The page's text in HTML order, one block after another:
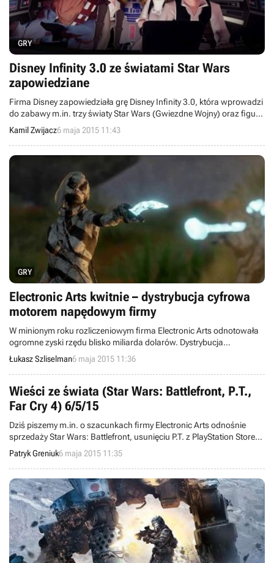
GRY
Disney Infinity 3.0 ze światami Star Wars
zapowiedziane
Firma Disney zapowiedziała grę Disney Infinity 3.0, która wprowadzi
do zabawy m.in. trzy światy Star Wars (Gwiezdne Wojny) oraz figurki
z poszczególnymi bohaterami uniwersum. Oprócz tego tytuł
wzbogaci serię o kilka innych nowinek.
Kamil Zwijacz6 maja 2015 11:43
GRY
Electronic Arts kwitnie – dystrybucja cyfrowa
motorem napędowym firmy
W minionym roku rozliczeniowym firma Electronic Arts odnotowała
ogromne zyski rzędu blisko miliarda dolarów. Dystrybucja
elektroniczna w dużej części złożyła się na ten sukces, w ostatnich
miesiącach przewyższając sprzedaż pudełkową.
Łukasz Szliselman6 maja 2015 11:36
Wieści ze świata (Star Wars: Battlefront, P.T.,
Far Cry 4) 6/5/15
Dziś piszemy m.in. o szacunkach firmy Electronic Arts odnośnie
sprzedaży Star Wars: Battlefront, usunięciu P.T. z PlayStation Store
oraz specjalnej edycji Far Cry 4. Witajcie w wieściach ze świata -
codziennej porcji krótkich wiadomości.
Patryk Greniuk6 maja 2015 11:35